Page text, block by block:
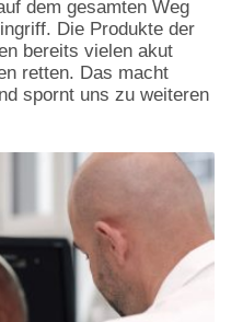
dem gesamten Weg
Die Produkte der
bereits vielen akut
retten. Das macht
spornt uns zu weiteren